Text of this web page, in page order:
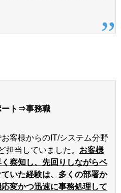
ート⇒事務職
客様からのIT/システム分野
担当していました。 お客様
察知し、先回りしながらベ
いた経験は、多くの部署か
変かつ迅速に事務処理して